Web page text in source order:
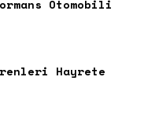
Otomobili
Hayrete